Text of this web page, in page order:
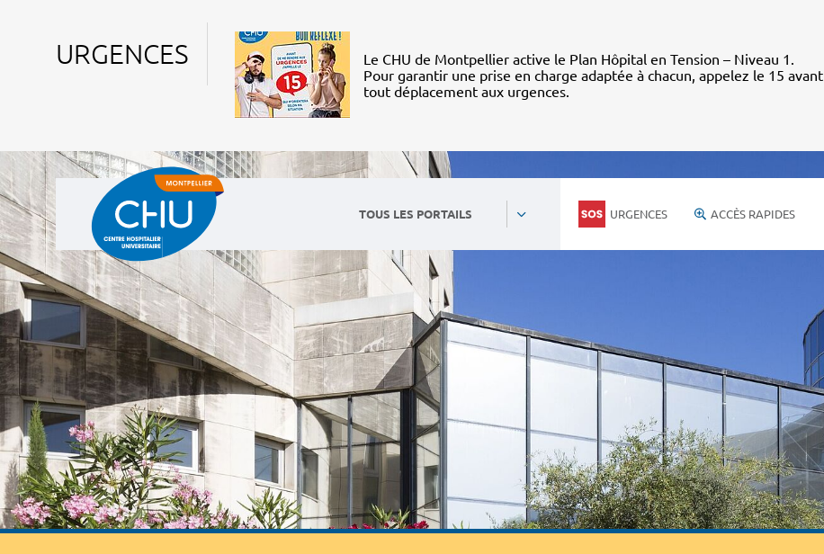
URGENCES
Le CHU de Montpellier active le Plan Hôpital en Tension – Niveau 1.
Pour garantir une prise en charge adaptée à chacun, appelez le 15 avant
tout déplacement aux urgences.
TOUS LES PORTAILS URGENCES ACCÈS RAPIDES